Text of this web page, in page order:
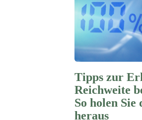
Tipps zur
Reichweite
So holen
heraus